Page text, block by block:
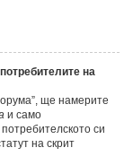
на
ще намерите
и само
си
на скрит